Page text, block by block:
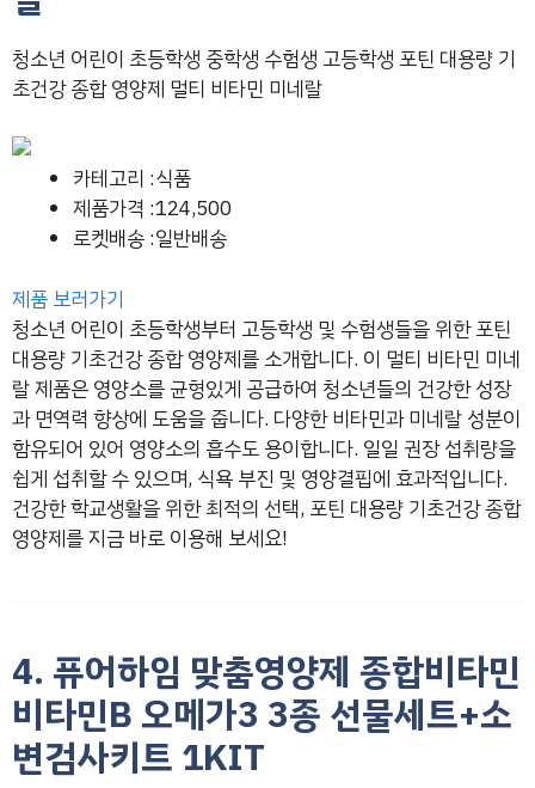
청소년 어린이 초등학생 중학생 수험생 고등학생 포틴 대용량 기
초건강 종합 영양제 멀티 비타민 미네랄
카테고리 :식품
제품가격 :124,500
로켓배송 :일반배송
제품 보러가기
청소년 어린이 초등학생부터 고등학생 및 수험생들을 위한 포틴
대용량 기초건강 종합 영양제를 소개합니다. 이 멀티 비타민 미네
랄 제품은 영양소를 균형있게 공급하여 청소년들의 건강한 성장
과 면역력 향상에 도움을 줍니다. 다양한 비타민과 미네랄 성분이
함유되어 있어 영양소의 흡수도 용이합니다. 일일 권장 섭취량을
쉽게 섭취할 수 있으며, 식욕 부진 및 영양결핍에 효과적입니다.
건강한 학교생활을 위한 최적의 선택, 포틴 대용량 기초건강 종합
영양제를 지금 바로 이용해 보세요!
4. 퓨어하임 맞춤영양제 종합비타민
비타민B 오메가3 3종 선물세트+소
변검사키트 1KIT